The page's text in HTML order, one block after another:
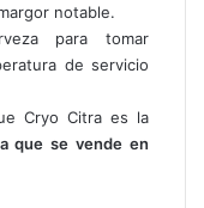
notable.
para tomar
de servicio
Cryo Citra es la
que se vende en